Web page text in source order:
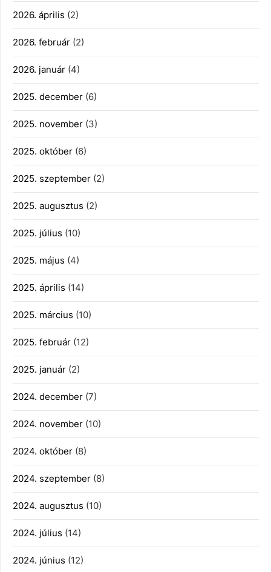
2026. április (2)
2026. február (2)
2026. január (4)
2025. december (6)
2025. november (3)
2025. október (6)
2025. szeptember (2)
2025. augusztus (2)
2025. július (10)
2025. május (4)
2025. április (14)
2025. március (10)
2025. február (12)
2025. január (2)
2024. december (7)
2024. november (10)
2024. október (8)
2024. szeptember (8)
2024. augusztus (10)
2024. július (14)
2024. június (12)